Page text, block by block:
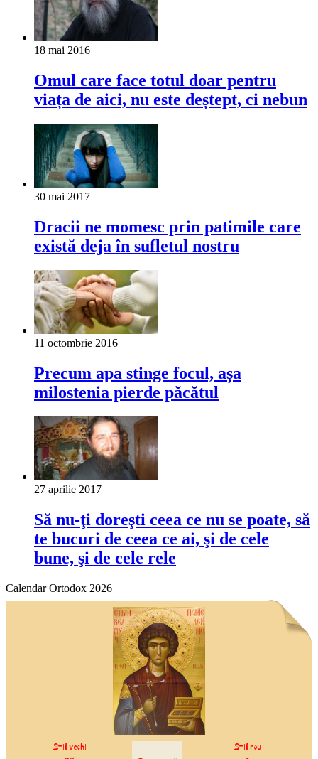
18 mai 2016
Omul care face totul doar pentru
viața de aici, nu este deștept, ci nebun
30 mai 2017
Dracii ne momesc prin patimile care
există deja în sufletul nostru
11 octombrie 2016
Precum apa stinge focul, așa
milostenia pierde păcătul
27 aprilie 2017
Să nu-ţi doreşti ceea ce nu se poate, să
te bucuri de ceea ce ai, şi de cele
bune, şi de cele rele
Calendar Ortodox 2026